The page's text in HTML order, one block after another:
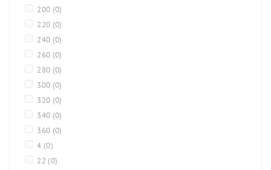
200 (0)
220 (0)
240 (0)
260 (0)
280 (0)
300 (0)
320 (0)
340 (0)
360 (0)
4 (0)
22 (0)